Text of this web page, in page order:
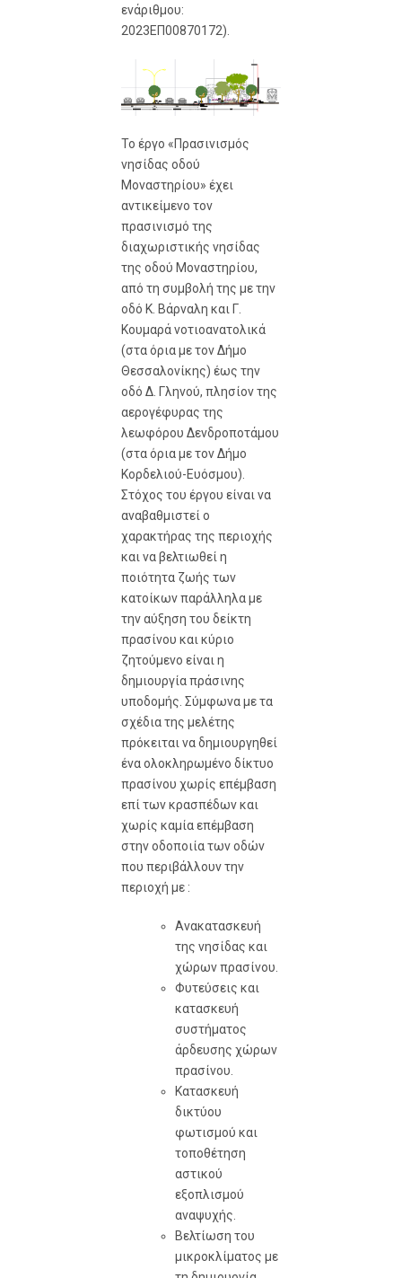
ενάριθμου:
2023ΕΠ00870172).
Το έργο «Πρασινισμός
νησίδας οδού
Μοναστηρίου» έχει
αντικείμενο τον
πρασινισμό της
διαχωριστικής νησίδας
της οδού Μοναστηρίου,
από τη συμβολή της με την
οδό Κ. Βάρναλη και Γ.
Κουμαρά νοτιοανατολικά
(στα όρια με τον Δήμο
Θεσσαλονίκης) έως την
οδό Δ. Γληνού, πλησίον της
αερογέφυρας της
λεωφόρου Δενδροποτάμου
(στα όρια με τον Δήμο
Κορδελιού-Ευόσμου).
Στόχος του έργου είναι να
αναβαθμιστεί ο
χαρακτήρας της περιοχής
και να βελτιωθεί η
ποιότητα ζωής των
κατοίκων παράλληλα με
την αύξηση του δείκτη
πρασίνου και κύριο
ζητούμενο είναι η
δημιουργία πράσινης
υποδομής. Σύμφωνα με τα
σχέδια της μελέτης
πρόκειται να δημιουργηθεί
ένα ολοκληρωμένο δίκτυο
πρασίνου χωρίς επέμβαση
επί των κρασπέδων και
χωρίς καμία επέμβαση
στην οδοποιία των οδών
που περιβάλλουν την
περιοχή με :
Ανακατασκευή
της νησίδας και
χώρων πρασίνου.
Φυτεύσεις και
κατασκευή
συστήματος
άρδευσης χώρων
πρασίνου.
Κατασκευή
δικτύου
φωτισμού και
τοποθέτηση
αστικού
εξοπλισμού
αναψυχής.
Βελτίωση του
μικροκλίματος με